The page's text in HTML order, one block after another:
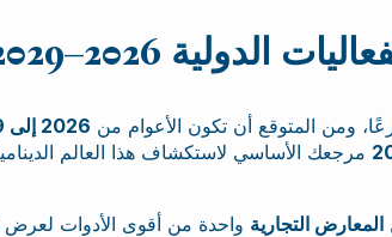
2026–2029
ومن المتوقع أن تكون الأعوام من 2026 إلى 2029
مرجعك الأساسي لاستكشاف هذا العالم
المعارض التجارية واحدة من أقوى الأدوات لعرض